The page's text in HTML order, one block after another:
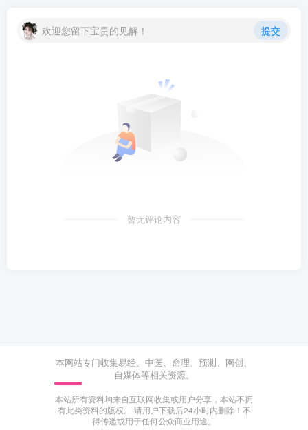
欢迎您留下宝贵的见解！ 提交
暂无评论内容
本网站专门收集易经、中医、命理、预测、网创、
自媒体等相关资源。
本站所有资料均来自互联网收集或用户分享，本站不拥
有此类资料的版权。 请用户下载后24小时内删除！不
得传递或用于任何公众商业用途。